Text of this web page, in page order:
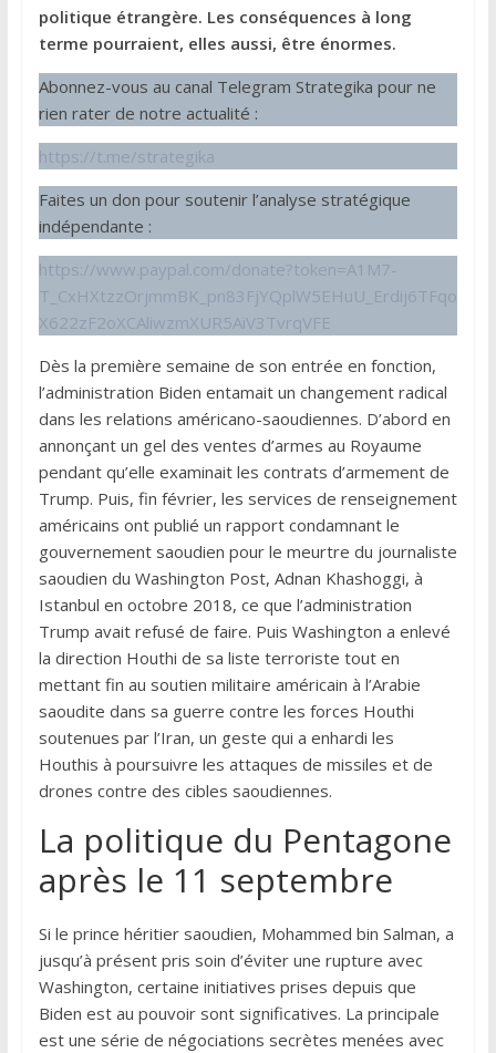
politique étrangère. Les conséquences à long
terme pourraient, elles aussi, être énormes.
Abonnez-vous au canal Telegram Strategika pour ne
rien rater de notre actualité :
https://t.me/strategika
Faites un don pour soutenir l’analyse stratégique
indépendante :
https://www.paypal.com/donate?token=A1M7-
T_CxHXtzzOrjmmBK_pn83FjYQplW5EHuU_Erdij6TFqo
X622zF2oXCAliwzmXUR5AiV3TvrqVFE
Dès la première semaine de son entrée en fonction,
l’administration Biden entamait un changement radical
dans les relations américano-saoudiennes. D’abord en
annonçant un gel des ventes d’armes au Royaume
pendant qu’elle examinait les contrats d’armement de
Trump. Puis, fin février, les services de renseignement
américains ont publié un rapport condamnant le
gouvernement saoudien pour le meurtre du journaliste
saoudien du Washington Post, Adnan Khashoggi, à
Istanbul en octobre 2018, ce que l’administration
Trump avait refusé de faire. Puis Washington a enlevé
la direction Houthi de sa liste terroriste tout en
mettant fin au soutien militaire américain à l’Arabie
saoudite dans sa guerre contre les forces Houthi
soutenues par l’Iran, un geste qui a enhardi les
Houthis à poursuivre les attaques de missiles et de
drones contre des cibles saoudiennes.
La politique du Pentagone
après le 11 septembre
Si le prince héritier saoudien, Mohammed bin Salman, a
jusqu’à présent pris soin d’éviter une rupture avec
Washington, certaine initiatives prises depuis que
Biden est au pouvoir sont significatives. La principale
est une série de négociations secrètes menées avec